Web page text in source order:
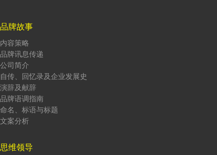
品牌故事
内容策略
品牌讯息传递
公司简介
自传、回忆录及企业发展史
演辞及献辞
品牌语调指南
命名、标语与标题
文案分析
思维领导